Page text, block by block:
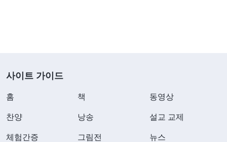
사이트 가이드
홈 책 동영상
찬양 낭송 설교 교제
체험간증 그림전 뉴스